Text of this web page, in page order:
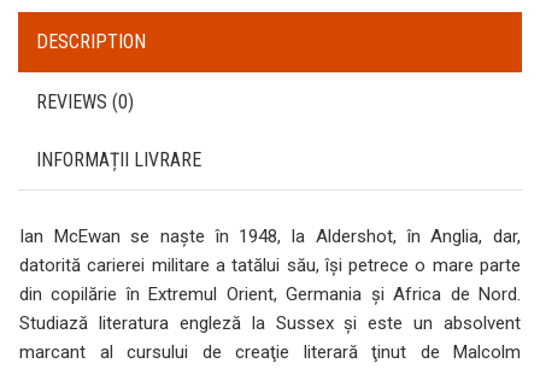
DESCRIPTION
REVIEWS (0)
INFORMAȚII LIVRARE
Ian McEwan se naşte în 1948, la Aldershot, în Anglia, dar,
datorită carierei militare a tatălui său, îşi petrece o mare parte
din copilărie în Extremul Orient, Germania şi Africa de Nord.
Studiază literatura engleză la Sussex şi este un absolvent
marcant al cursului de creaţie literară ţinut de Malcolm